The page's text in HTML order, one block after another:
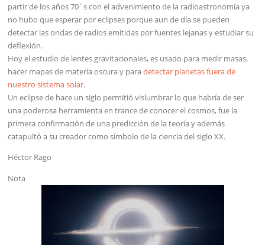
partir de los años 70´s con el advenimiento de la radioastronomía ya
no hubo que esperar por eclipses porque aun de día se pueden
detectar las ondas de radios emitidas por fuentes lejanas y estudiar su
deflexión.
Hoy el estudio de lentes gravitacionales, es usado para medir masas,
hacer mapas de materia oscura y paradetectar planetas fuera de
nuestro sistema solar.
Un eclipse de hace un siglo permitió vislumbrar lo que habría de ser
una poderosa herramienta en trance de conocer el cosmos, fue la
primera confirmación de una predicción de la teoría y además
catapultó a su creador como símbolo de la ciencia del siglo XX.
Héctor Rago
Nota